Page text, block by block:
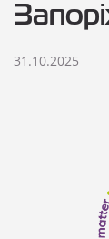
31.10.2025